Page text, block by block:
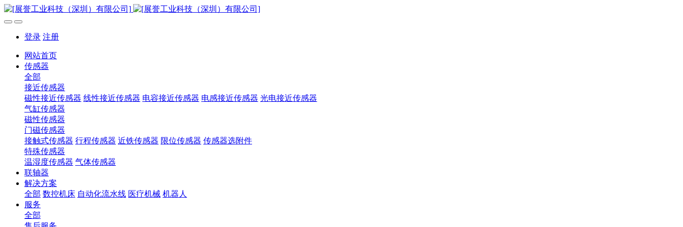
登录 注册
网站首页
传感器
全部
接近传感器
磁性接近传感器 线性接近传感器 电容接近传感器 电感接近传感器 光电接近传感器
气缸传感器
磁性传感器
门磁传感器
接触式传感器 行程传感器 近铁传感器 限位传感器 传感器选附件
特殊传感器
温湿度传感器 气体传感器
联轴器
解决方案
全部 数控机床 自动化流水线 医疗机械 机器人
服务
全部